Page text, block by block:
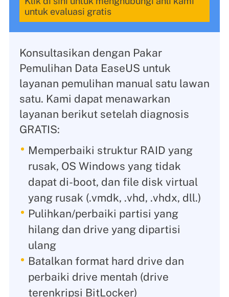
untuk evaluasi gratis
Konsultasikan dengan Pakar
Pemulihan Data EaseUS untuk
layanan pemulihan manual satu lawan
satu. Kami dapat menawarkan
layanan berikut setelah diagnosis
GRATIS:
Memperbaiki struktur RAID yang
rusak, OS Windows yang tidak
dapat di-boot, dan file disk virtual
yang rusak (.vmdk, .vhd, .vhdx, dll.)
Pulihkan/perbaiki partisi yang
hilang dan drive yang dipartisi
ulang
Batalkan format hard drive dan
perbaiki drive mentah (drive
terenkripsi BitLocker)